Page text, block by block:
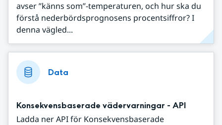
avser ”känns som”-temperaturen, och hur ska du
förstå nederbördsprognosens procentsiffror? I
denna vägled...
Data
Konsekvensbaserade vädervarningar - API
Ladda ner API för Konsekvensbaserade